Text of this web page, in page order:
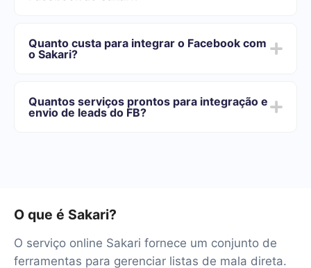
de 5 a 30 minutos. Em média, a configuração leva de
10 a 15 minutos.
Quanto custa para integrar o Facebook com
o Sakari?
conjunto de recursos que melhor se adapta às suas
necessidades. Além disso, você tem a oportunidade de
Quantos serviços prontos para integração e
envio de leads do FB?
O que é Sakari?
O serviço online Sakari fornece um conjunto de
ferramentas para gerenciar listas de mala direta.